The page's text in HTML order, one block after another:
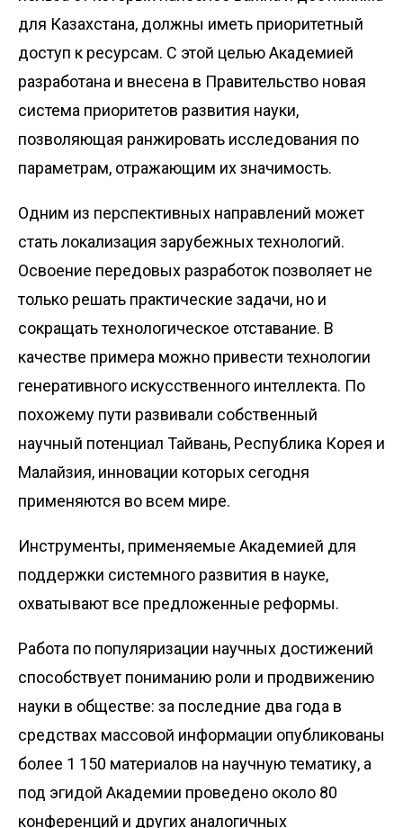
для Казахстана, должны иметь приоритетный
доступ к ресурсам. С этой целью Академией
разработана и внесена в Правительство новая
система приоритетов развития науки,
позволяющая ранжировать исследования по
параметрам, отражающим их значимость.
Одним из перспективных направлений может
стать локализация зарубежных технологий.
Освоение передовых разработок позволяет не
только решать практические задачи, но и
сокращать технологическое отставание. В
качестве примера можно привести технологии
генеративного искусственного интеллекта. По
похожему пути развивали собственный
научный потенциал Тайвань, Республика Корея и
Малайзия, инновации которых сегодня
применяются во всем мире.
Инструменты, применяемые Академией для
поддержки системного развития в науке,
охватывают все предложенные реформы.
Работа по популяризации научных достижений
способствует пониманию роли и продвижению
науки в обществе: за последние два года в
средствах массовой информации опубликованы
более 1 150 материалов на научную тематику, а
под эгидой Академии проведено около 80
конференций и других аналогичных